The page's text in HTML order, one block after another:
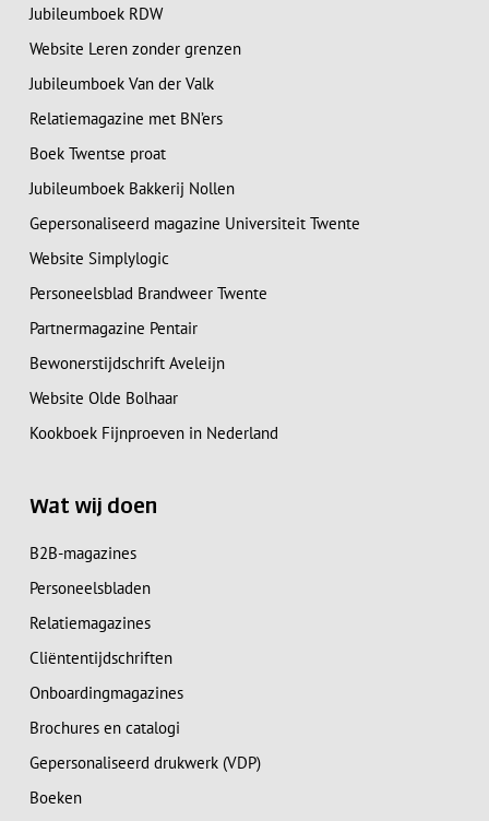
Jubileumboek RDW
Website Leren zonder grenzen
Jubileumboek Van der Valk
Relatiemagazine met BN’ers
Boek Twentse proat
Jubileumboek Bakkerij Nollen
Gepersonaliseerd magazine Universiteit Twente
Website Simplylogic
Personeelsblad Brandweer Twente
Partnermagazine Pentair
Bewonerstijdschrift Aveleijn
Website Olde Bolhaar
Kookboek Fijnproeven in Nederland
Wat wij doen
B2B-magazines
Personeelsbladen
Relatiemagazines
Cliëntentijdschriften
Onboardingmagazines
Brochures en catalogi
Gepersonaliseerd drukwerk (VDP)
Boeken